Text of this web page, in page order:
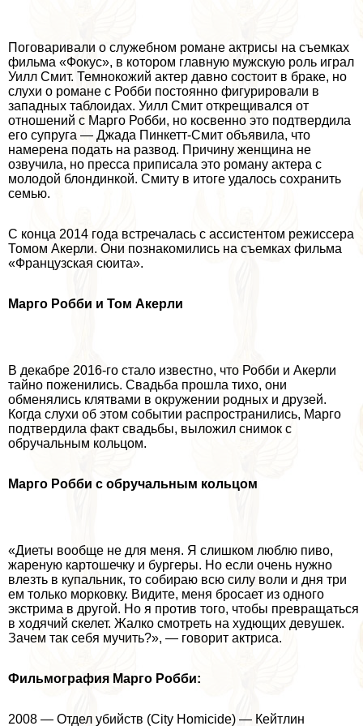
Поговаривали о служебном романе актрисы на съемках
фильма «Фокус», в котором главную мужскую роль играл
Уилл Смит. Темнокожий актер давно состоит в бpaке, но
слухи о романе с Робби постоянно фигурировали в
западных таблоидах. Уилл Смит открещивался от
отношений с Марго Робби, но косвенно это подтвердила
его супруга — Джада Пинкетт-Смит объявила, что
намерена подать на развод. Причину женщина не
озвучила, но пресса приписала это роману актера с
молодой блондинкой. Смиту в итоге удалось сохранить
семью.
С конца 2014 года встречалась с ассистентом режиссера
Томом Акерли. Они познакомились на съемках фильма
«Французская сюита».
Марго Робби и Том Акерли
В декабре 2016-го стало известно, что Робби и Акерли
тайно поженились. Свадьба прошла тихо, они
обменялись клятвами в окружении родных и друзей.
Когда слухи об этом событии распространились, Марго
подтвердила факт свадьбы, выложил снимок с
обручальным кольцом.
Марго Робби с обручальным кольцом
«Диеты вообще не для меня. Я слишком люблю пиво,
жареную картошечку и бургеры. Но если очень нужно
влезть в купальник, то собираю всю силу воли и дня три
ем только морковку. Видите, меня бросает из одного
экстрима в другой. Но я против того, чтобы превращаться
в ходячий скелет. Жалко смотреть на худющих дeвyшек.
Зачем так себя мучить?», — говорит актриса.
Фильмография Марго Робби:
2008 — Отдел убийств (City Homicide) — Кейтлин